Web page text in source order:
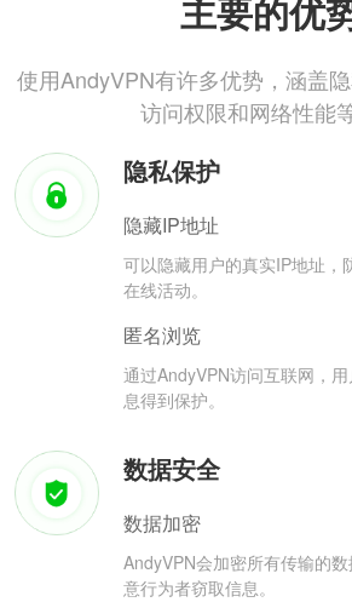
主要的优
使用AndyVPN有许多优势，涵盖隐
访问权限和网络性能
隐私保护
隐藏IP地址
可以隐藏用户的真实IP地址，
在线活动。
匿名浏览
通过AndyVPN访问互联网，
息得到保护。
数据安全
数据加密
AndyVPN会加密所有传输的
意行为者窃取信息。